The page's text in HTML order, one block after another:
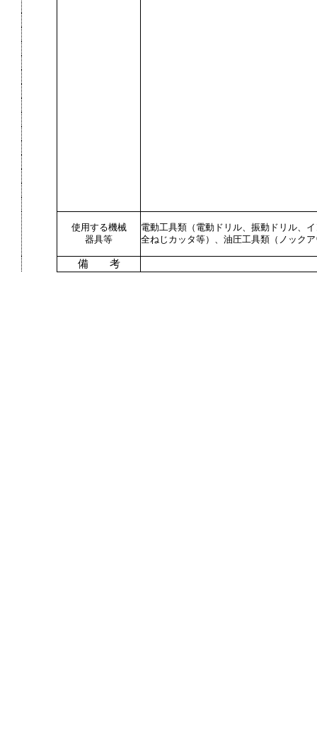
使用する機械
器具等
電動工具類（電動ドリル、振動ドリル、
全ねじカッタ等）、油圧工具類（ノック
備 考